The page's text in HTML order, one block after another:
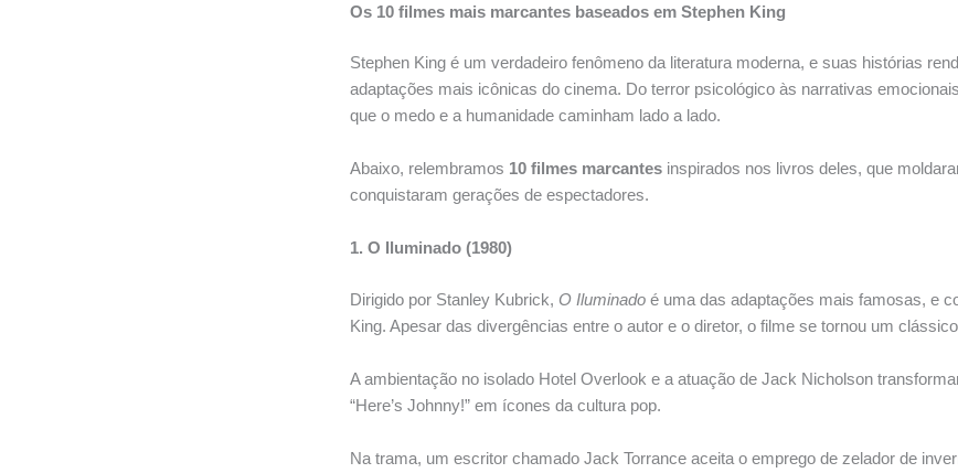
Os 10 filmes mais marcantes baseados em Stephen King
Stephen King é um verdadeiro fenômeno da literatura moderna, e suas histórias
adaptações mais icônicas do cinema. Do terror psicológico às narrativas
que o medo e a humanidade caminham lado a lado.
Abaixo, relembramos 10 filmes marcantes inspirados nos livros deles, que
conquistaram gerações de espectadores.
1. O Iluminado (1980)
Dirigido por Stanley Kubrick, O Iluminado é uma das adaptações mais famosas, e
King. Apesar das divergências entre o autor e o diretor, o filme se tornou um
A ambientação no isolado Hotel Overlook e a atuação de Jack Nicholson
“Here’s Johnny!” em ícones da cultura pop.
Na trama, um escritor chamado Jack Torrance aceita o emprego de zelador de